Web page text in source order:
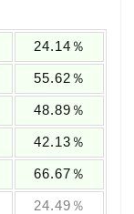
24.14％
55.62％
48.89％
42.13％
66.67％
24.49％